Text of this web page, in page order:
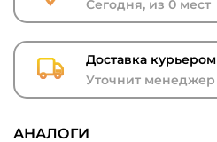
Сегодня, из 0 мест
Доставка курьером
Уточнит менеджер
АНАЛОГИ